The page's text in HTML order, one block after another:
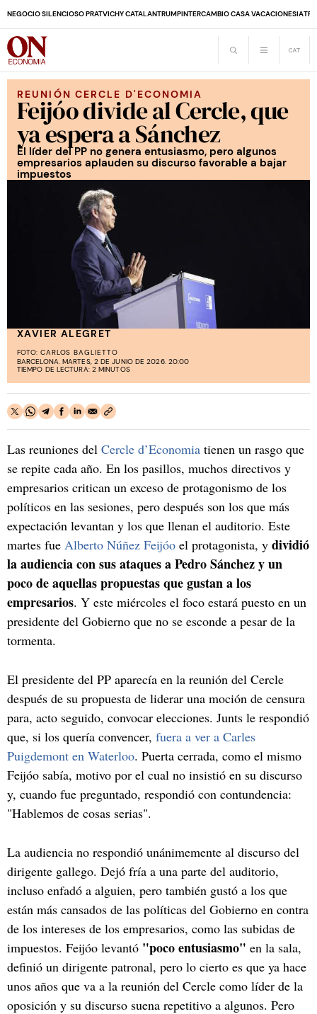
NEGOCIO SILENCIOSO PRATVICHY CATALANTRUMPINTERCAMBIO CASA VACACIONESIA
REUNIÓN CERCLE D'ECONOMIA
Feijóo divide al Cercle, que
ya espera a Sánchez
El líder del PP no genera entusiasmo, pero algunos
empresarios aplauden su discurso favorable a bajar
impuestos
XAVIER ALEGRET
FOTO: CARLOS BAGLIETTO
BARCELONA. MARTES, 2 DE JUNIO DE 2026. 20:00
TIEMPO DE LECTURA: 2 MINUTOS
Las reuniones del Cercle d’Economia tienen un rasgo que
se repite cada año. En los pasillos, muchos directivos y
empresarios critican un exceso de protagonismo de los
políticos en las sesiones, pero después son los que más
expectación levantan y los que llenan el auditorio. Este
martes fue Alberto Núñez Feijóo el protagonista, y dividió
la audiencia con sus ataques a Pedro Sánchez y un
poco de aquellas propuestas que gustan a los
empresarios. Y este miércoles el foco estará puesto en un
presidente del Gobierno que no se esconde a pesar de la
tormenta.
El presidente del PP aparecía en la reunión del Cercle
después de su propuesta de liderar una moción de censura
para, acto seguido, convocar elecciones. Junts le respondió
que, si los quería convencer, fuera a ver a Carles
Puigdemont en Waterloo. Puerta cerrada, como el mismo
Feijóo sabía, motivo por el cual no insistió en su discurso
y, cuando fue preguntado, respondió con contundencia:
"Hablemos de cosas serias".
La audiencia no respondió unánimemente al discurso del
dirigente gallego. Dejó fría a una parte del auditorio,
incluso enfadó a alguien, pero también gustó a los que
están más cansados de las políticas del Gobierno en contra
de los intereses de los empresarios, como las subidas de
impuestos. Feijóo levantó "poco entusiasmo" en la sala,
definió un dirigente patronal, pero lo cierto es que ya hace
unos años que va a la reunión del Cercle como líder de la
oposición y su discurso suena repetitivo a algunos. Pero